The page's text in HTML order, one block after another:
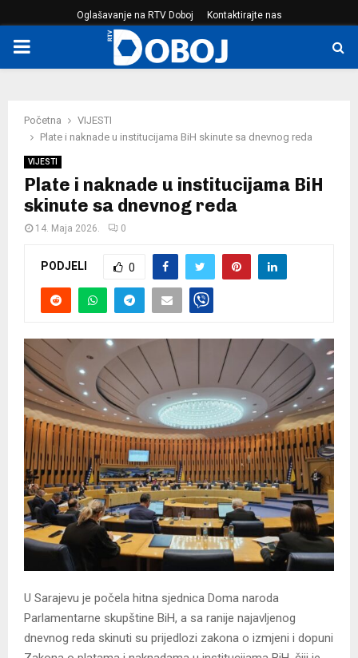
Oglašavanje na RTV Doboj Kontaktirajte nas
PRIMARY
Početna
VIJESTI
Plate i naknade u institucijama BiH skinute sa dnevnog reda
VIJESTI
Plate i naknade u institucijama BiH
skinute sa dnevnog reda
14. Maja 2026. 0
PODJELI 0
U Sarajevu je počela hitna sjednica Doma naroda
Parlamentarne skupštine BiH, a sa ranije najavljenog
dnevnog reda skinuti su prijedlozi zakona o izmjeni i dopuni